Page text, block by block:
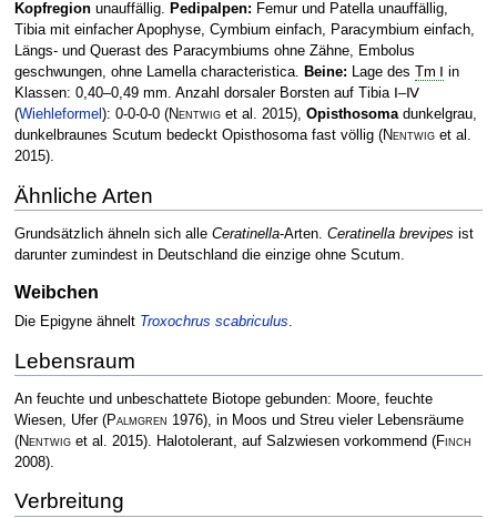
Kopfregionunauffällig. Pedipalpen: Femur und Patella unauffällig,
Tibia mit einfacher Apophyse, Cymbium einfach, Paracymbium einfach,
Längs- und Querast des Paracymbiums ohne Zähne, Embolus
geschwungen, ohne Lamella characteristica. Beine: Lage des Tm Ⅰ
in
Klassen: 0,40–0,49 mm. Anzahl dorsaler Borsten auf Tibia Ⅰ–Ⅳ
(Wiehleformel ): 0-0-0-0 (Nentwiget al. 2015), Opisthosomadunkelgrau,
dunkelbraunes Scutum bedeckt Opisthosoma fast völlig (Nentwiget al.
2015).
Ähnliche Arten
Grundsätzlich ähneln sich alle Ceratinella-Arten. Ceratinella brevipes ist
darunter zumindest in Deutschland die einzige ohne Scutum.
Weibchen
Die Epigyne ähnelt Troxochrus scabriculus.
Lebensraum
An feuchte und unbeschattete Biotope gebunden: Moore, feuchte
Wiesen, Ufer (Palmgren 1976), in Moos und Streu vieler Lebensräume
(Nentwiget al. 2015). Halotolerant, auf Salzwiesen vorkommend (Finch
2008).
Verbreitung